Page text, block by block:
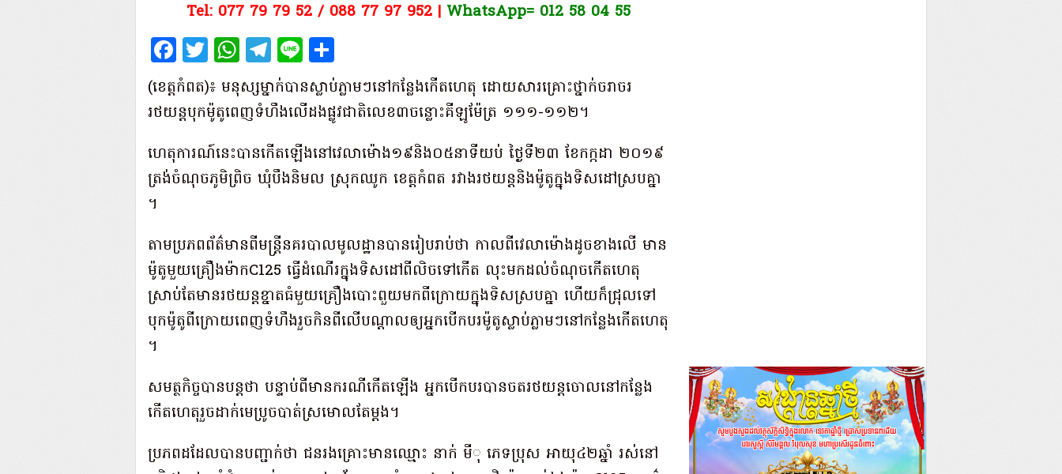
Tel: 077 79 79 52 / 088 77 97 952 | WhatsApp= 012 58 04 55
Facebook
Twitter
WhatsApp
Telegram
Line
(​ខេត្ត​កំពត​)៖ មនុស្ស​ម្នាក់​បាន​ស្លាប់​ភ្លាមៗ​នៅ​កន្លែងកើតហេតុ ដោយសារ​គ្រោះថ្នាក់​ចរាចរ​
រថយន្ត​បុក​ម៉ូតូ​ពេញទំហឹង​លើ​ដង​ផ្លូវជាតិ​លេខ​៣​ចន្លោះ​គីឡូម៉ែត្រ ១១១-១១២​។​
​ហេតុការណ៍​នេះ​បាន​កើតឡើង​នៅ​វេលា​ម៉ោង​១៩​និង​០៥​នាទី​យប់ ថ្ងៃទី​២៣ ខែកក្កដា ២០១៩
ត្រង់​ចំណុច​ភូមិ​ព្រិច ឃុំ​បឹង​និមល ស្រុក​ឈូក ខេត្ត​កំពត រវាង​រថយន្ត​និង​ម៉ូតូ​ក្នុង​ទិសដៅ​ស្របគ្នា​
។​
​តាម​ប្រភព​ព័ត៌មាន​ពី​មន្ត្រី​នគរបាល​មូលដ្ឋាន​បាន​រៀបរាប់ថា កាលពី​វេលា​ម៉ោង​ដូច​ខាងលើ មាន​
ម៉ូតូ​មួយគ្រឿង​ម៉ាក​C125 ធ្វើដំណើរ​ក្នុងទិសដៅ​ពី​លិច​ទៅ​កើត លុះ​មកដល់​ចំណុចកើតហេតុ​
ស្រាប់តែ​មាន​រថយន្ត​ខ្នាត​ធំ​មួយ​គ្រឿង​បោះពួយ​មក​ពី​ក្រោយ​ក្នុង​ទិស​ស្របគ្នា ហើយ​ក៏​ជ្រុល​ទៅ​
បុក​ម៉ូតូ​ពីក្រោយ​ពេញទំហឹង​រួច​កិន​ពីលើ​បណ្តាល​ឲ្យ​អ្នកបើកបរ​ម៉ូតូ​ស្លាប់​ភ្លាមៗ​នៅ​កន្លែងកើតហេតុ​
។​
​សមត្ថកិច្ច​បាន​បន្តថា បន្ទាប់ពី​មាន​ករណី​កើតឡើង អ្នកបើកបរ​បាន​ចត​រថយន្ត​ចោល​នៅ​កន្លែង
កើតហេតុ​រួច​ដាក់​មេ​ប្រូច​បាត់​ស្រមោល​តែ​ម្តង​។​
​ប្រភព​ដដែល​បាន​បញ្ជាក់ថា ជនរងគ្រោះ​មានឈ្មោះ នាក់ មី​ុ ភេទ​ប្រុស អាយុ​៤២​ឆ្នាំ រស់នៅ​